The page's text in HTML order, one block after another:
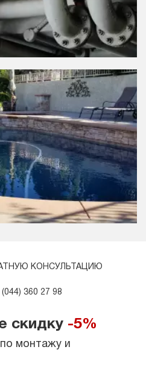
КОНСУЛЬТАЦИЮ
360 27 98
скидку -5%
монтажу и